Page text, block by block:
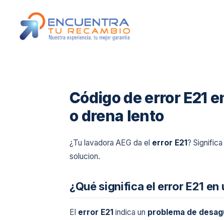
Código de error E21
o drena lento
¿Tu lavadora AEG da el error E21?
solucion.
¿Qué significa el error E21 en
El error E21 indica un problema de